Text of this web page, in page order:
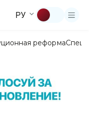
РУ
реформа